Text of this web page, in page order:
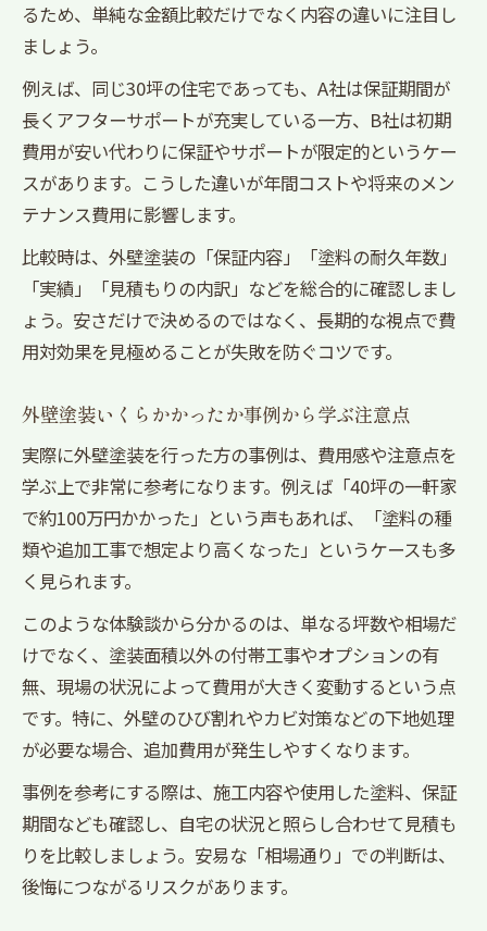
るため、単純な金額比較だけでなく内容の違いに注目し
ましょう。
例えば、同じ30坪の住宅であっても、A社は保証期間が
長くアフターサポートが充実している一方、B社は初期
費用が安い代わりに保証やサポートが限定的というケー
スがあります。こうした違いが年間コストや将来のメン
テナンス費用に影響します。
比較時は、外壁塗装の「保証内容」「塗料の耐久年数」
「実績」「見積もりの内訳」などを総合的に確認しまし
ょう。安さだけで決めるのではなく、長期的な視点で費
用対効果を見極めることが失敗を防ぐコツです。
外壁塗装いくらかかったか事例から学ぶ注意点
実際に外壁塗装を行った方の事例は、費用感や注意点を
学ぶ上で非常に参考になります。例えば「40坪の一軒家
で約100万円かかった」という声もあれば、「塗料の種
類や追加工事で想定より高くなった」というケースも多
く見られます。
このような体験談から分かるのは、単なる坪数や相場だ
けでなく、塗装面積以外の付帯工事やオプションの有
無、現場の状況によって費用が大きく変動するという点
です。特に、外壁のひび割れやカビ対策などの下地処理
が必要な場合、追加費用が発生しやすくなります。
事例を参考にする際は、施工内容や使用した塗料、保証
期間なども確認し、自宅の状況と照らし合わせて見積も
りを比較しましょう。安易な「相場通り」での判断は、
後悔につながるリスクがあります。